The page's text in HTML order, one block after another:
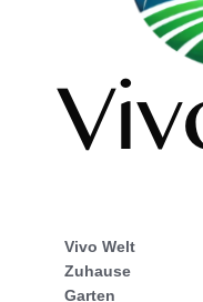
Vivo Welt
Zuhause
Garten